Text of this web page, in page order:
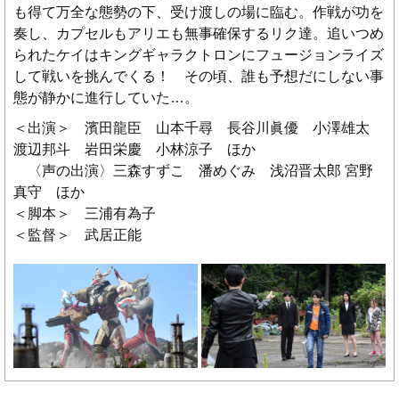
も得て万全な態勢の下、受け渡しの場に臨む。作戦が功を
奏し、カプセルもアリエも無事確保するリク達。追いつめ
られたケイはキングギャラクトロンにフュージョンライズ
して戦いを挑んでくる！ その頃、誰も予想だにしない事
態が静かに進行していた…。
＜出演＞ 濱田龍臣 山本千尋 長谷川眞優 小澤雄太
渡辺邦斗 岩田栄慶 小林涼子 ほか
〈声の出演〉三森すずこ 潘めぐみ 浅沼晋太郎 宮野
真守 ほか
＜脚本＞ 三浦有為子
＜監督＞ 武居正能